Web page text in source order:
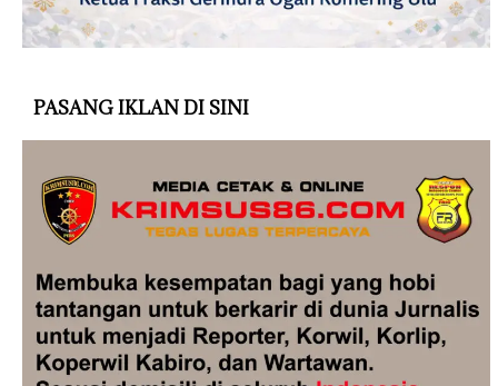
PASANG IKLAN DI SINI